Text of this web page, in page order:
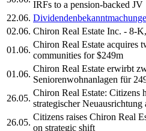
IRFs to a pension-backed JV
22.06.
02.06. Chiron Real Estate Inc. - 8-
01.06.
Chiron Real Estate acquires
communities for $249m
01.06.
Chiron Real Estate erwirbt
Seniorenwohnanlagen für
26.05.
Chiron Real Estate: Citizens
strategischer Neuausrichtung
26.05.
Citizens raises Chiron Real
on strategic shift